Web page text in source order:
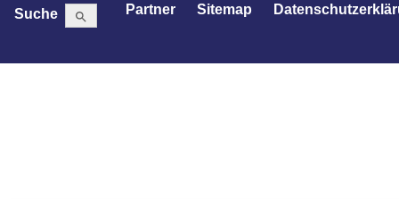
Suche Search
for:
Partner Sitemap